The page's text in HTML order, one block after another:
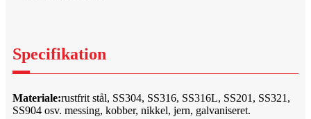
Specifikation
Materiale:rustfrit stål, SS304, SS316, SS316L, SS201, SS321,
SS904 osv. messing, kobber, nikkel, jern, galvaniseret.